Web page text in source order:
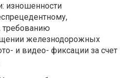
изношенности
требованию
железнодорожных
и видео- фиксации за счет